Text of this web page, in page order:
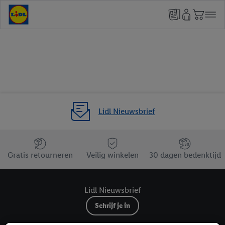
Lidl Nieuwsbrief
Jouw voordelen bij ons als Lidl webshop klant
Gratis retourneren
Veilig winkelen 30 dagen bedenktijd
Lidl Nieuwsbrief
Schrijf je in